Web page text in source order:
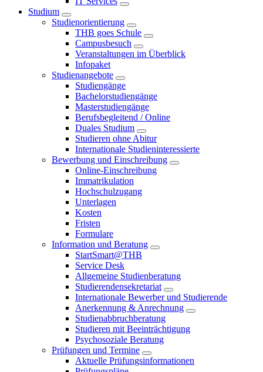
Studium
Studienorientierung
THB goes Schule
Campusbesuch
Veranstaltungen im Überblick
Infopaket
Studienangebote
Studiengänge
Bachelorstudiengänge
Masterstudiengänge
Berufsbegleitend / Online
Duales Studium
Studieren ohne Abitur
Internationale Studieninteressierte
Bewerbung und Einschreibung
Online-Einschreibung
Immatrikulation
Hochschulzugang
Unterlagen
Kosten
Fristen
Formulare
Information und Beratung
StartSmart@THB
Service Desk
Allgemeine Studienberatung
Studierendensekretariat
Internationale Bewerber und Studierende
Anerkennung & Anrechnung
Studienabbruchberatung
Studieren mit Beeinträchtigung
Psychosoziale Beratung
Prüfungen und Termine
Aktuelle Prüfungsinformationen